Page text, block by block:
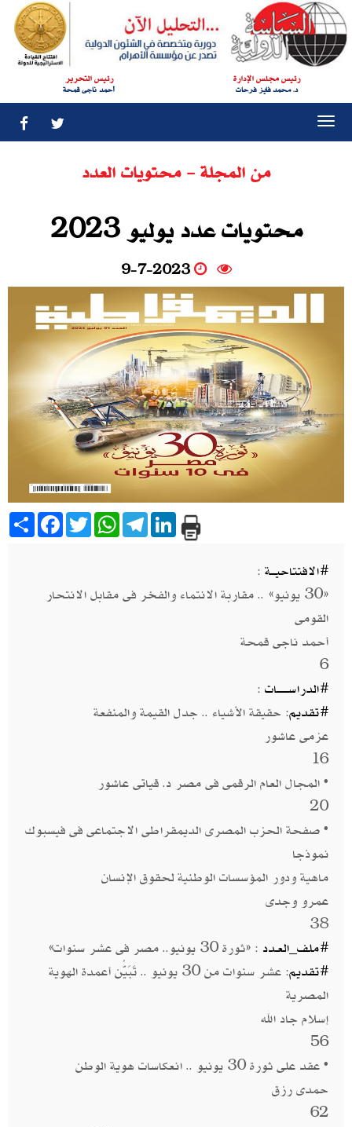
رئيس مجلس الإدارة
د. محمد فايز فرحات
رئيس التحرير
أحمد ناجى قمحة
من المجلة - محتويات العدد
محتويات عدد يوليو 2023
9-7-2023
Share Facebook
TwitterWhatsAppTelegramLinkedIn
#الافتتاحيـــة :
«30 يونيو» .. مقاربة الانتماء والفخر فى مقابل الانتحار
القومى
أحمد ناجى قمحة​ ​
6
#الدراســـــــات :
#تقديم: حقيقة الأشياء .. جدل القيمة والمنفعة
عزمى عاشور
16
• المجال العام الرقمى فى مصر د. قياتى عاشور
20
• صفحة الحزب المصرى الديمقراطى الاجتماعى فى فيسبوك
نموذجا
ماهية ودور المؤسسات الوطنية لحقوق الإنسان
عمرو وجدى
38
#ملف_العـدد : «ثورة 30 يونيو.. مصر فى عشر سنوات»
#تقديم
: عشر سنوات من 30 يونيو .. تَبَيُّن أعمدة الهوية
المصرية
إسلام جاد الله
56
• عقد على ثورة 30 يونيو .. انعكاسات هوية الوطن
حمدى رزق
62